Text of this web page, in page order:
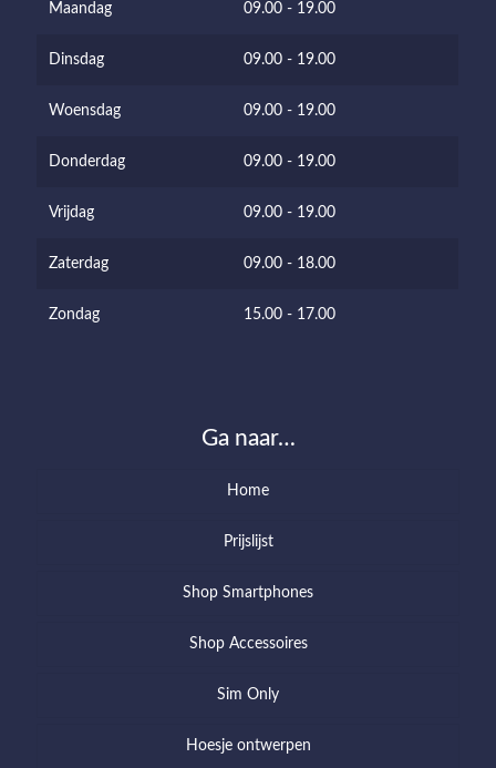
Maandag 09.00 - 19.00
Dinsdag 09.00 - 19.00
Woensdag 09.00 - 19.00
Donderdag 09.00 - 19.00
Vrijdag 09.00 - 19.00
Zaterdag 09.00 - 18.00
Zondag 15.00 - 17.00
Ga naar…
Home
Prijslijst
Shop Smartphones
Shop Accessoires
Sim Only
Hoesje ontwerpen